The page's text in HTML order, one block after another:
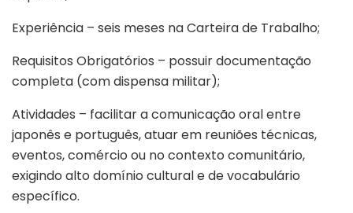
Experiência – seis meses na Carteira de Trabalho;
Requisitos Obrigatórios – possuir documentação
completa (com dispensa militar);
Atividades – facilitar a comunicação oral entre
japonês e português, atuar em reuniões técnicas,
eventos, comércio ou no contexto comunitário,
exigindo alto domínio cultural e de vocabulário
específico.